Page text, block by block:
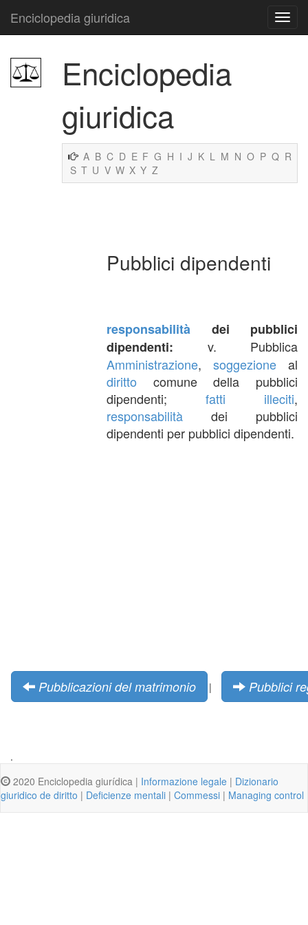
Enciclopedia giuridica
Enciclopedia
giuridica
A B C D E F G H I J K L M N O P Q R
S T U V W X Y Z
Pubblici dipendenti
responsabilità dei pubblici
dipendenti: v. Pubblica
Amministrazione, soggezione al
diritto comune della pubblici
dipendenti; fatti illeciti,
responsabilità dei pubblici
dipendenti per pubblici dipendenti.
Pubblicazioni del matrimonio | Pubblici
.
2020 Enciclopedia giurídica | Informazione legale | Dizionario
giuridico de diritto | Deficienze mentali | Commessi | Managing control